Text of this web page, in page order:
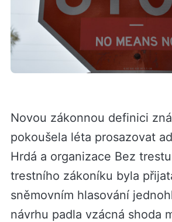
Novou zákonnou definici
pokoušela léta prosazovat
Hrdá a organizace Bez
trestního zákoníku byla
sněmovním hlasování
návrhu padla vzácná shoda